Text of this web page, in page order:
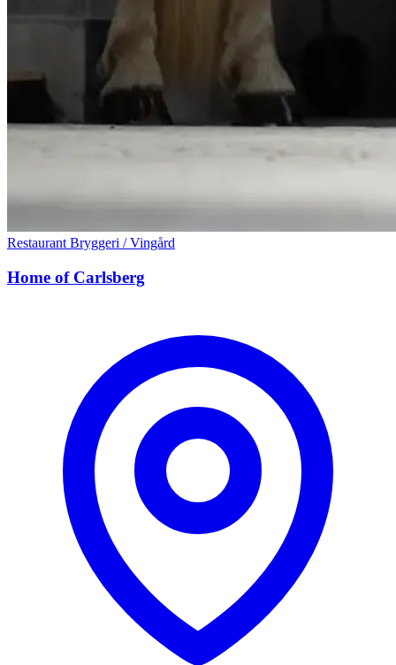
Restaurant Bryggeri / Vingård
Home of Carlsberg